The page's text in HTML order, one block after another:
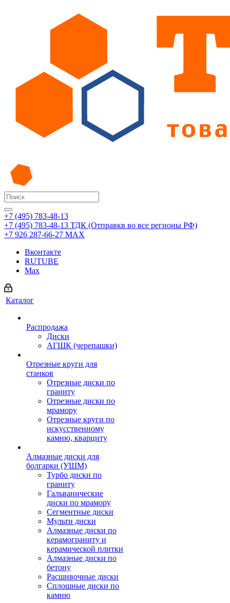
+7 (495) 783-48-13
+7 (495) 783-48-13 ТДК (Отправкв во все регионы РФ)
+7 926 287-66-27 МАХ
Вконтакте
RUTUBE
Max
Каталог
Распродажа
Диски
АГШК (черепашки)
Отрезные круги для
станков
Отрезные диски по
граниту
Отрезные диски по
мрамору
Отрезные круги по
искусственному
камню, кварциту
Алмазные диски для
болгарки (УШМ)
Турбо диски по
граниту
Гальванические
диски по мрамору
Сегментные диски
Мульти диски
Алмазные диски по
керамограниту и
керамической плитки
Алмазные диски по
бетону
Расшивочные диски
Сплошные диски по
камню